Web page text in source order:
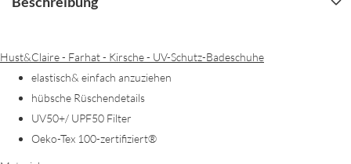
Hust&Claire - Farhat - Kirsche - UV-Schutz-Badeschuhe
elastisch& einfach anzuziehen
hübsche Rüschendetails
UV50+/ UPF50 Filter
Oeko-Tex 100-zertifiziert®